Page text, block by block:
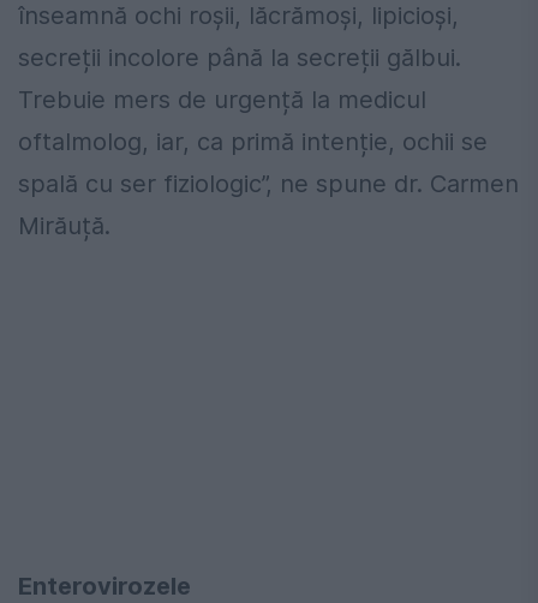
înseamnă ochi roșii, lăcrămoși, lipicioși,
secreții incolore până la secreții gălbui.
Trebuie mers de urgență la medicul
oftalmolog, iar, ca primă intenție, ochii se
spală cu ser fiziologic”, ne spune dr. Carmen
Mirăuță.
Enterovirozele